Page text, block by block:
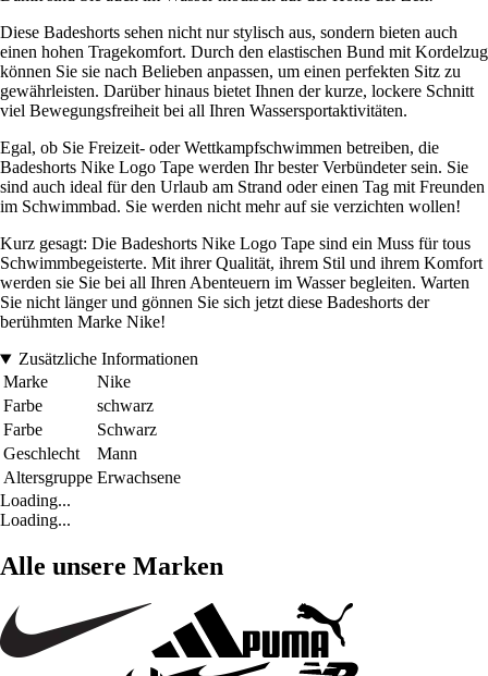
Diese Badeshorts sehen nicht nur stylisch aus, sondern bieten auch
einen hohen Tragekomfort. Durch den elastischen Bund mit Kordelzug
können Sie sie nach Belieben anpassen, um einen perfekten Sitz zu
gewährleisten. Darüber hinaus bietet Ihnen der kurze, lockere Schnitt
viel Bewegungsfreiheit bei all Ihren Wassersportaktivitäten.
Egal, ob Sie Freizeit- oder Wettkampfschwimmen betreiben, die
Badeshorts Nike Logo Tape werden Ihr bester Verbündeter sein. Sie
sind auch ideal für den Urlaub am Strand oder einen Tag mit Freunden
im Schwimmbad. Sie werden nicht mehr auf sie verzichten wollen!
Kurz gesagt: Die Badeshorts Nike Logo Tape sind ein Muss für tous
Schwimmbegeisterte. Mit ihrer Qualität, ihrem Stil und ihrem Komfort
werden sie Sie bei all Ihren Abenteuern im Wasser begleiten. Warten
Sie nicht länger und gönnen Sie sich jetzt diese Badeshorts der
berühmten Marke Nike!
Zusätzliche Informationen
Marke
Nike
Farbe
schwarz
Farbe
Schwarz
Geschlecht
Mann
Altersgruppe Erwachsene
Loading...
Loading...
Alle unsere Marken